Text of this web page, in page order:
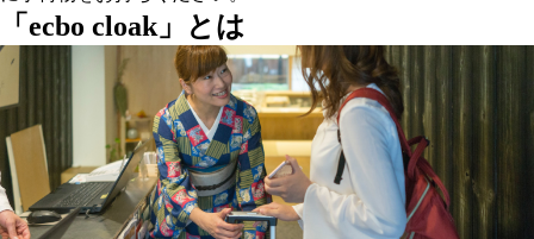
「ecbo cloak」とは